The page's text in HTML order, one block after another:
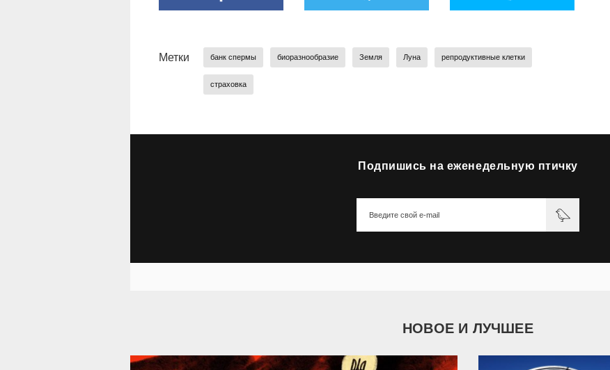
Метки банк спермы биоразнообразие Земля Луна репродуктивные клетки
страховка
Подпишись на еженедельную птичку
НОВОЕ И ЛУЧШЕЕ